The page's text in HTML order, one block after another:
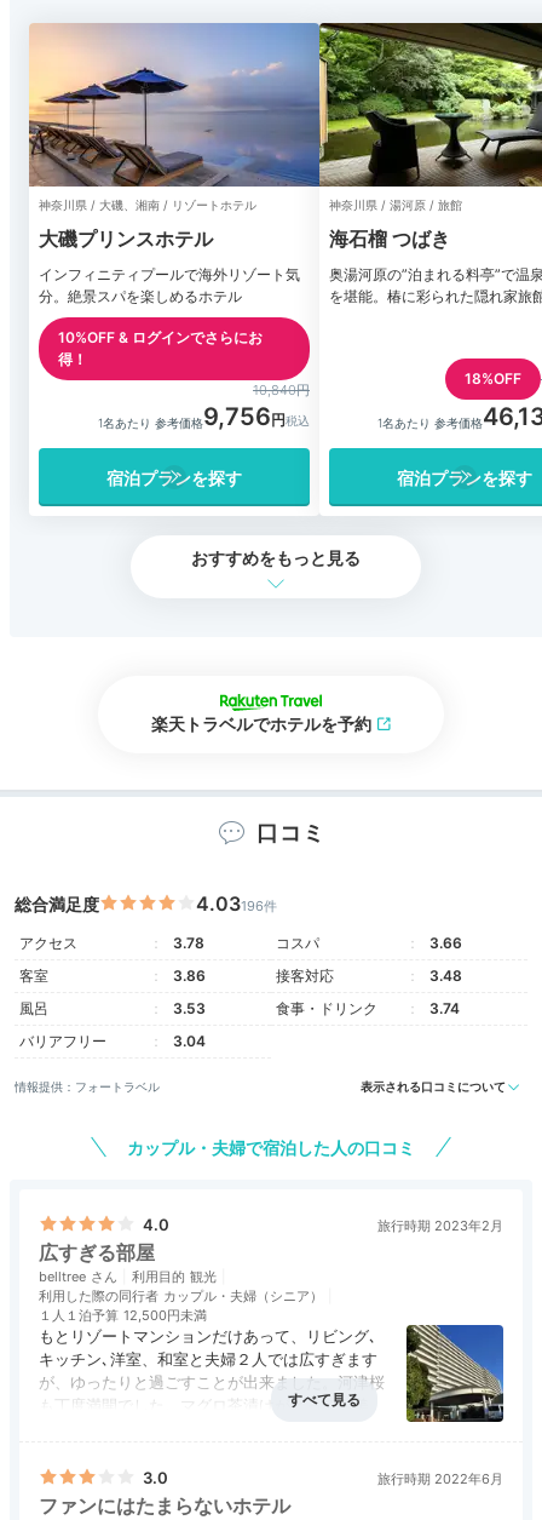
神奈川県 / 大磯、湘南 / リゾートホテル
大磯プリンスホテル
インフィニティプールで海外リゾート気
分。絶景スパを楽しめるホテル
10%OFF & ログインでさらにお
得！
10,840円
1名あたり 参考価格9,756
宿泊プランを探す
神奈川県 / 湯河原 / 旅館
海石榴 つばき
奥湯河原の”泊まれる料亭”で温
を堪能。椿に彩られた隠れ家旅
18%OFF
1名あたり 参考価格
宿泊プランを探す
おすすめをもっと見る
楽天トラベルでホテルを予約
口コミ
総合満足度 4.03196件
アクセス 3.78 コスパ
3.66
客室
3.86 接客対応
3.48
風呂
3.53 食事・ドリンク
3.74
バリアフリー
3.04
情報提供：フォートラベル 表示される口コミについて
カップル・夫婦で宿泊した人の口コミ
4.0 旅行時期 2023年2月
広すぎる部屋
belltree 利用目的 観光
利用した際の同行者 カップル・夫婦（シニア）
１人１泊予算 12,500円未満
もとリゾートマンションだけあって、リビング､
キッチン､洋室、和室と夫婦２人では広すぎます
が、ゆったりと過ごすことが出来ました。河津桜
も丁度満開でした。マグロ茶漬けがとっても美味
んでした。ウォーターパークは子供が喜びそう
で、孫を連れてまた来たいです。
食事・ドリンク
3.5
3.0 旅行時期 2022年6月
ファンにはたまらないホテル